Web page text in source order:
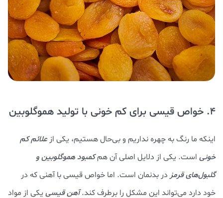
4. خواص قیسی برای کم خونی با تولید هموگلوبین
اینکه ما رنگ به چهره نداریم و بی‌حال هستیم، یکی از علائم کم
خونی است. یکی از دلایل اصلی آن همکمبود هموگلوبین و
گلبول‌های قرمز در بدنمان است. اما خواص قیسی با آهنی که در
خود دارد می‌تواند این مشکل را برطرف کند.آهن قیسی یکی از مواد